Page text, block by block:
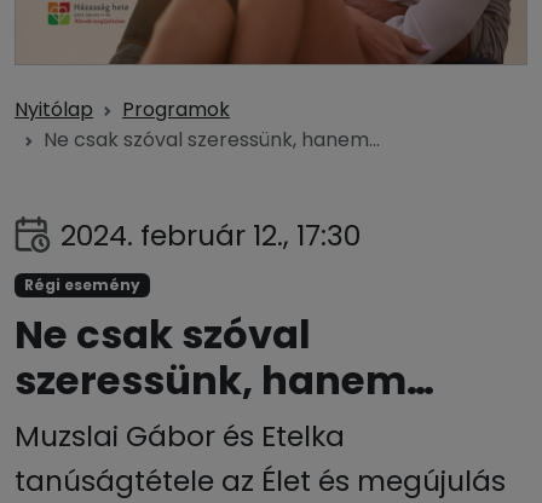
Nyitólap
Programok
Ne csak szóval szeressünk, hanem…
2024. február 12., 17:30
Régi esemény
Ne csak szóval
szeressünk, hanem…
Muzslai Gábor és Etelka
tanúságtétele az Élet és megújulás